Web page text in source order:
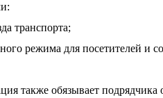
транспорта;
режима для посетителей и
также обязывает